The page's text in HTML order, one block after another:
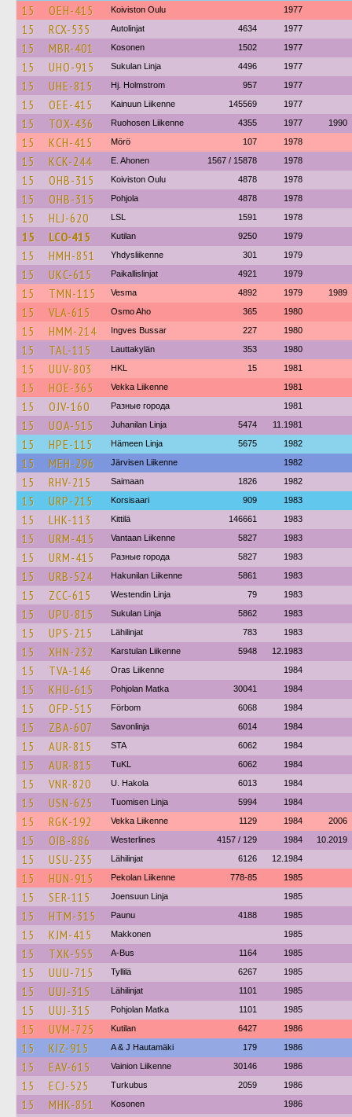
15 OEH-415 Koiviston Oulu 1977
15 RCX-535 Autolinjat 4634 1977
15 MBR-401 Kosonen 1502 1977
15 UHO-915 Sukulan Linja 4496 1977
15 UHE-815 Hj. Holmstrom 957 1977
15 OEE-415 Kainuun Liikenne 145569 1977
15 TOX-436 Ruohosen Liikenne 4355 1977 1990
15 KCH-415 Mörö 107 1978
15 KCK-244 E. Ahonen 1567 / 15878 1978
15 OHB-315 Koiviston Oulu 4878 1978
15 OHB-315 Pohjola 4878 1978
15 HLJ-620 LSL 1591 1978
15 LCO-415 Kutilan 9250 1979
15 HMH-851 Yhdysliikenne 301 1979
15 UKC-615 Paikallislinjat 4921 1979
15 TMN-115 Vesma 4892 1979 1989
15 VLA-615 Osmo Aho 365 1980
15 HMM-214 Ingves Bussar 227 1980
15 TAL-115 Lauttakylän 353 1980
15 UUV-803 HKL 15 1981
15 HOE-365 Vekka Liikenne 1981
15 OJV-160 Разные города 1981
15 UOA-515 Juhanilan Linja 5474 11.1981
15 HPE-115 Hämeen Linja 5675 1982
15 MEH-296 Järvisen Liikenne 1982
15 RHV-215 Saimaan 1826 1982
15 URP-215 Korsisaari 909 1983
15 LHK-113 Kittilä 146661 1983
15 URM-415 Vantaan Liikenne 5827 1983
15 URM-415 Разные города 5827 1983
15 URB-524 Hakunilan Liikenne 5861 1983
15 ZCC-615 Westendin Linja 79 1983
15 UPU-815 Sukulan Linja 5862 1983
15 UPS-215 Lähilinjat 783 1983
15 XHN-232 Karstulan Liikenne 5948 12.1983
15 TVA-146 Oras Liikenne 1984
15 KHU-615 Pohjolan Matka 30041 1984
15 OFP-515 Förbom 6068 1984
15 ZBA-607 Savonlinja 6014 1984
15 AUR-815 STA 6062 1984
15 AUR-815 TuKL 6062 1984
15 VNR-820 U. Hakola 6013 1984
15 USN-625 Tuomisen Linja 5994 1984
15 RGK-192 Vekka Liikenne 1129 1984 2006
15 OIB-886 Westerlines 4157 / 129 1984 10.2019
15 USU-235 Lähilinjat 6126 12.1984
15 HUN-915 Pekolan Liikenne 778-85 1985
15 SER-115 Joensuun Linja 1985
15 HTM-315 Paunu 4188 1985
15 KJM-415 Makkonen 1985
15 TXK-555 A-Bus 1164 1985
15 UUU-715 Tyllilä 6267 1985
15 UUJ-315 Lähilinjat 1101 1985
15 UUJ-315 Pohjolan Matka 1101 1985
15 UVM-725 Kutilan 6427 1986
15 KIZ-915 A & J Hautamäki 179 1986
15 EAV-615 Vainion Liikenne 30146 1986
15 ECJ-525 Turkubus 2059 1986
15 MHK-851 Kosonen 1986